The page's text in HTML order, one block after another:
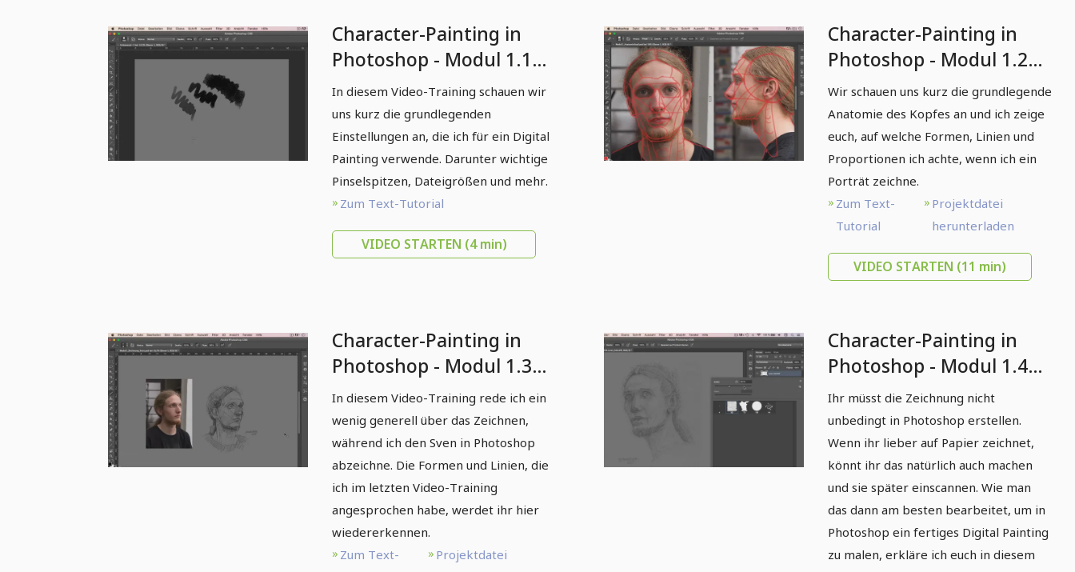
Character-Painting in
Photoshop - Modul 1.1
Grundlegende
Einstellungen
In diesem Video-Training schauen wir
uns kurz die grundlegenden
Einstellungen an, die ich für ein Digital
Painting verwende. Darunter wichtige
Pinselspitzen, Dateigrößen und mehr.
Zum Text-Tutorial
VIDEO STARTEN (4 min)
Character-Painting in
Photoshop - Modul 1.2
Die Anatomie des Kopfes
Wir schauen uns kurz die grundlegende
Anatomie des Kopfes an und ich zeige
euch, auf welche Formen, Linien und
Proportionen ich achte, wenn ich ein
Porträt zeichne.
Zum Text-
Tutorial
Projektdatei
herunterladen
VIDEO STARTEN (11 min)
Character-Painting in
Photoshop - Modul 1.3
Porträt-Skizze
In diesem Video-Training rede ich ein
wenig generell über das Zeichnen,
während ich den Sven in Photoshop
abzeichne. Die Formen und Linien, die
ich im letzten Video-Training
angesprochen habe, werdet ihr hier
wiedererkennen.
Zum Text-
Projektdatei
Character-Painting in
Photoshop - Modul 1.4
Eingescannte Zeichnung
bearbeiten
Ihr müsst die Zeichnung nicht
unbedingt in Photoshop erstellen.
Wenn ihr lieber auf Papier zeichnet,
könnt ihr das natürlich auch machen
und sie später einscannen. Wie man
das dann am besten bearbeitet, um in
Photoshop ein fertiges Digital Painting
zu malen, erkläre ich euch in diesem